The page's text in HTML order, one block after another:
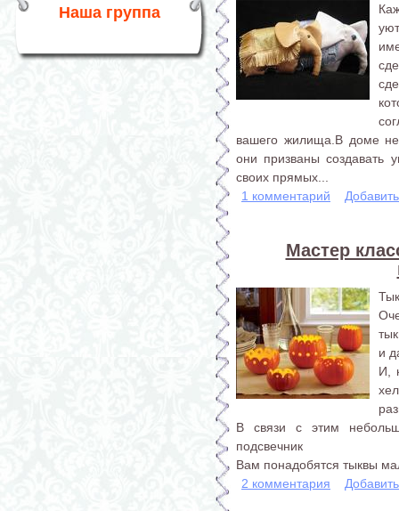
Наша группа
вашего жилища.В доме
они призваны создавать
своих прямых...
1 комментарий
Мастер
и
И,
В связи с этим
подсвечник
Вам понадобятся тыквы
2 комментария